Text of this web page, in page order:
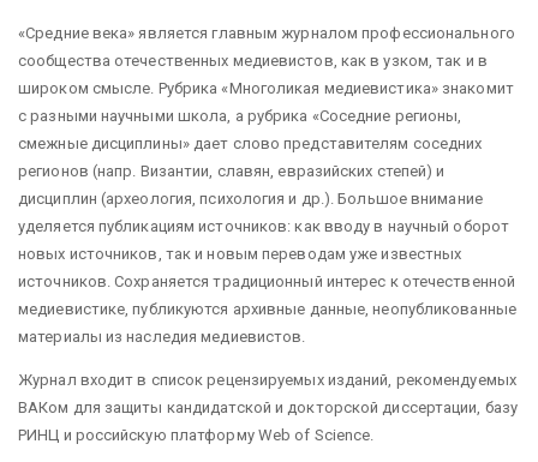
«Средние века» является главным журналом профессионального
сообщества отечественных медиевистов, как в узком, так и в
широком смысле. Рубрика «Многоликая медиевистика» знакомит
с разными научными школа, а рубрика «Соседние регионы,
смежные дисциплины» дает слово представителям соседних
регионов (напр. Византии, славян, евразийских степей) и
дисциплин (археология, психология и др.). Большое внимание
уделяется публикациям источников: как вводу в научный оборот
новых источников, так и новым переводам уже известных
источников. Сохраняется традиционный интерес к отечественной
медиевистике, публикуются архивные данные, неопубликованные
материалы из наследия медиевистов.
Журнал входит в список рецензируемых изданий, рекомендуемых
ВАКом для защиты кандидатской и докторской диссертации, базу
РИНЦ и российскую платформу Web of Science.